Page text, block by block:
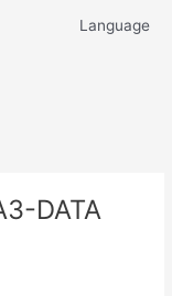
Language
DATA